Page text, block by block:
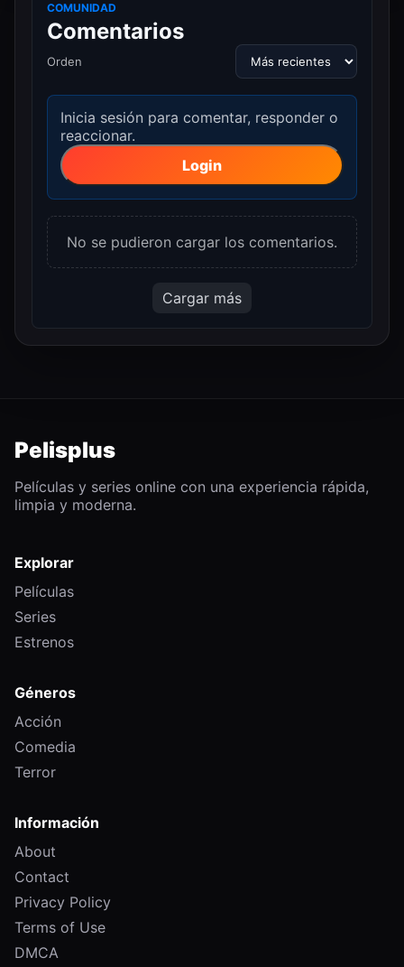
COMUNIDAD
Comentarios
Orden
Inicia sesión para comentar, responder o
reaccionar.
Login
No se pudieron cargar los comentarios.
Cargar más
Pelisplus
Películas y series online con una experiencia rápida,
limpia y moderna.
Explorar
Películas
Series
Estrenos
Géneros
Acción
Comedia
Terror
Información
About
Contact
Privacy Policy
Terms of Use
DMCA